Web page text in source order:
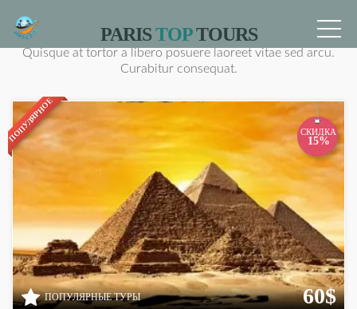
PARISTOPTOURS
Quisque at tortor a libero posuere laoreet vitae sed arcu.
Curabitur consequat.
ПОПУЛЯРНОЕ СКИДКА
15%
ПОПУЛЯРНЫЕ ТУРЫ 60$